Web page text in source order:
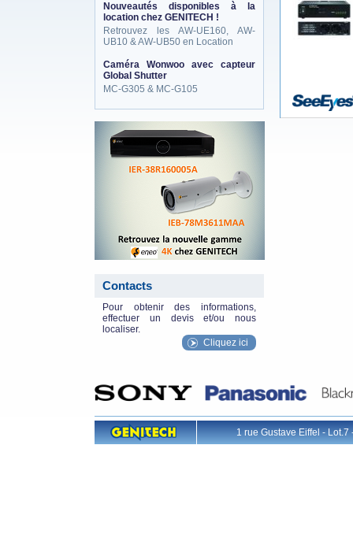
Nouveautés disponibles à la
location chez GENITECH !
Retrouvez les AW-UE160, AW-
UB10 & AW-UB50 en Location
Caméra Wonwoo avec capteur
Global Shutter
MC-G305 & MC-G105
Contacts
Pour obtenir des informations,
effectuer un devis et/ou nous
localiser.
Cliquez ici
1 rue Gustave Eiffel -